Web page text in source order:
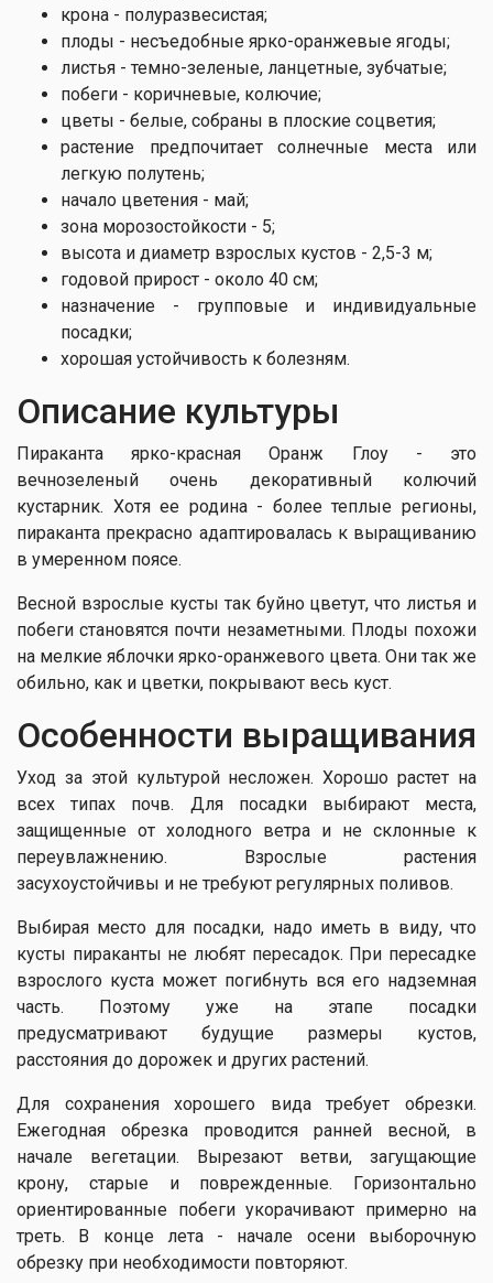
крона - полуразвесистая;
плоды - несъедобные ярко-оранжевые ягоды;
листья - темно-зеленые, ланцетные, зубчатые;
побеги - коричневые, колючие;
цветы - белые, собраны в плоские соцветия;
растение предпочитает солнечные места или
легкую полутень;
начало цветения - май;
зона морозостойкости - 5;
высота и диаметр взрослых кустов - 2,5-3 м;
годовой прирост - около 40 см;
назначение - групповые и индивидуальные
посадки;
хорошая устойчивость к болезням.
Описание культуры
Пираканта ярко-красная Оранж Глоу - это
вечнозеленый очень декоративный колючий
кустарник. Хотя ее родина - более теплые регионы,
пираканта прекрасно адаптировалась к выращиванию
в умеренном поясе.
Весной взрослые кусты так буйно цветут, что листья и
побеги становятся почти незаметными. Плоды похожи
на мелкие яблочки ярко-оранжевого цвета. Они так же
обильно, как и цветки, покрывают весь куст.
Особенности выращивания
Уход за этой культурой несложен. Хорошо растет на
всех типах почв. Для посадки выбирают места,
защищенные от холодного ветра и не склонные к
переувлажнению. Взрослые растения
засухоустойчивы и не требуют регулярных поливов.
Выбирая место для посадки, надо иметь в виду, что
кусты пираканты не любят пересадок. При пересадке
взрослого куста может погибнуть вся его надземная
часть. Поэтому уже на этапе посадки
предусматривают будущие размеры кустов,
расстояния до дорожек и других растений.
Для сохранения хорошего вида требует обрезки.
Ежегодная обрезка проводится ранней весной, в
начале вегетации. Вырезают ветви, загущающие
крону, старые и поврежденные. Горизонтально
ориентированные побеги укорачивают примерно на
треть. В конце лета - начале осени выборочную
обрезку при необходимости повторяют.